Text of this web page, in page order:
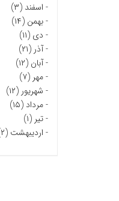
- اسفند (۳)
-بهمن (۱۴)
- دی (۱۱)
-آذر (۲۱)
-آبان (۱۲)
-مهر (۷)
- شهریور (۱۲)
-مرداد (۱۵)
-تیر (۱)
- اردیبهشت (۲)